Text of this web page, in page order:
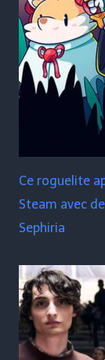
Ce roguelite
Steam avec
Sephiria